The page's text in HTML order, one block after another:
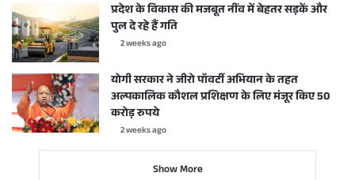
प्रदेश के विकास की मजबूत नींव में बेहतर सड़कें और
पुल दे रहे हैं गति
2 weeks ago
योगी सरकार ने जीरो पॉवर्टी अभियान के तहत
अल्पकालिक कौशल प्रशिक्षण के लिए मंजूर किए 50
करोड़ रुपये
2 weeks ago
Show More